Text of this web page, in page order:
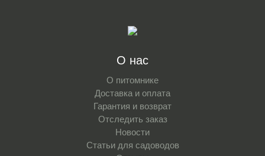
О нас
О питомнике
Доставка и оплата
Гарантия и возврат
Отследить заказ
Новости
Статьи для садоводов